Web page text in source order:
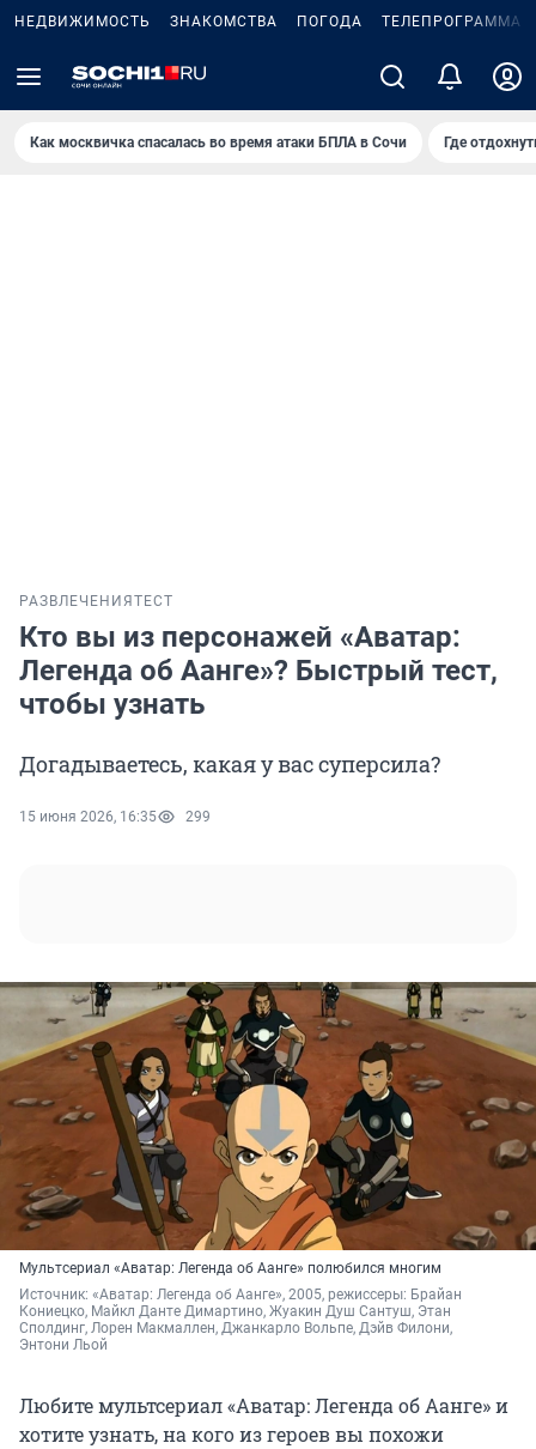
НЕДВИЖИМОСТЬ ЗНАКОМСТВА ПОГОДА ТЕЛЕПРОГРАММА
Как москвичка спасалась во время атаки БПЛА в Сочи Где
РАЗВЛЕЧЕНИЯ ТЕСТ
Кто вы из персонажей «Аватар:
Легенда об Аанге»? Быстрый тест,
чтобы узнать
Догадываетесь, какая у вас суперсила?
15 июня 2026, 16:35 299
Мультсериал «Аватар: Легенда об Аанге» полюбился многим
Источник: «Аватар: Легенда об Аанге», 2005, режиссеры: Брайан
Кониецко, Майкл Данте Димартино, Жуакин Душ Сантуш, Этан
Сполдинг, Лорен Макмаллен, Джанкарло Вольпе, Дэйв Филони,
Энтони Льой
Любите мультсериал «Аватар: Легенда об Аанге» и
хотите узнать, на кого из героев вы похожи